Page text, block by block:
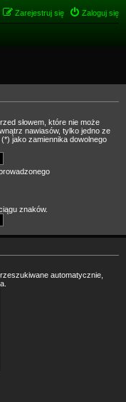
Zaloguj się
Zarejestruj się
słowem, które nie może
nawiasów, tylko jedno ze
jako zamiennika dowolnego
znaków.
automatycznie,